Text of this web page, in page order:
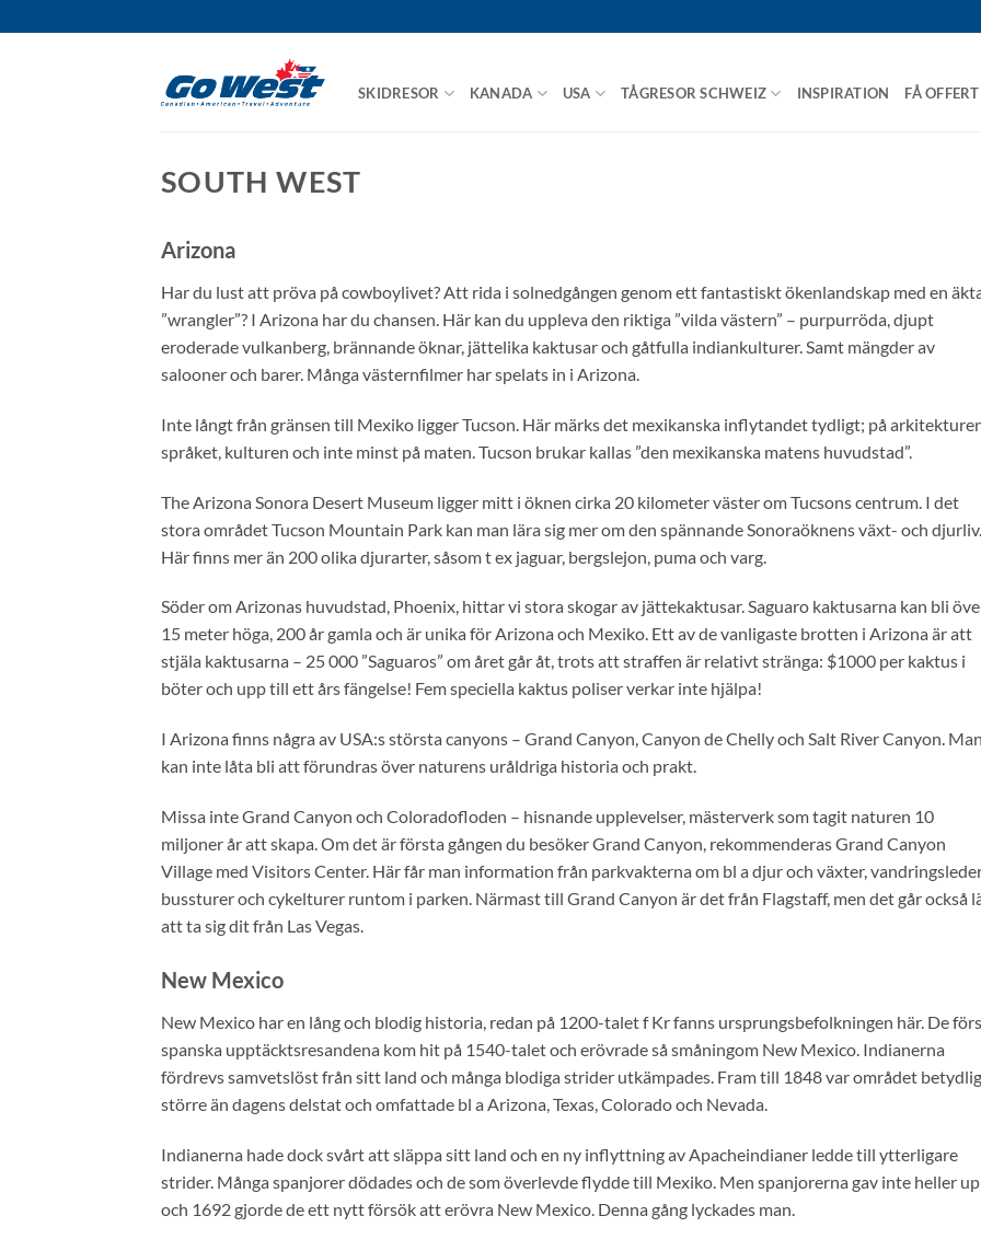
to
SKIDRESOR KANADA USA TÅGRESOR SCHWEIZ INSPIRATION FÅ OFFERT
SOUTH WEST
Arizona
Har du lust att pröva på cowboylivet? Att rida i solnedgången genom ett fantastiskt ökenlandskap med en
”wrangler”? I Arizona har du chansen. Här kan du uppleva den riktiga ”vilda västern” – purpurröda, djupt
eroderade vulkanberg, brännande öknar, jättelika kaktusar och gåtfulla indiankulturer. Samt mängder av
salooner och barer. Många västernfilmer har spelats in i Arizona.
Inte långt från gränsen till Mexiko ligger Tucson. Här märks det mexikanska inflytandet tydligt; på
språket, kulturen och inte minst på maten. Tucson brukar kallas ”den mexikanska matens huvudstad”.
The Arizona Sonora Desert Museum ligger mitt i öknen cirka 20 kilometer väster om Tucsons centrum. I det
stora området Tucson Mountain Park kan man lära sig mer om den spännande Sonoraöknens växt- och djurliv.
Här finns mer än 200 olika djurarter, såsom t ex jaguar, bergslejon, puma och varg.
Söder om Arizonas huvudstad, Phoenix, hittar vi stora skogar av jättekaktusar. Saguaro kaktusarna kan bli
15 meter höga, 200 år gamla och är unika för Arizona och Mexiko. Ett av de vanligaste brotten i Arizona är att
stjäla kaktusarna – 25 000 ”Saguaros” om året går åt, trots att straffen är relativt stränga: $1000 per kaktus i
böter och upp till ett års fängelse! Fem speciella kaktus poliser verkar inte hjälpa!
I Arizona finns några av USA:s största canyons – Grand Canyon, Canyon de Chelly och Salt River Canyon.
kan inte låta bli att förundras över naturens uråldriga historia och prakt.
Missa inte Grand Canyon och Coloradofloden – hisnande upplevelser, mästerverk som tagit naturen 10
miljoner år att skapa. Om det är första gången du besöker Grand Canyon, rekommenderas Grand Canyon
Village med Visitors Center. Här får man information från parkvakterna om bl a djur och växter,
bussturer och cykelturer runtom i parken. Närmast till Grand Canyon är det från Flagstaff, men det går också
att ta sig dit från Las Vegas.
New Mexico
New Mexico har en lång och blodig historia, redan på 1200-talet f Kr fanns ursprungsbefolkningen här. De
spanska upptäcktsresandena kom hit på 1540-talet och erövrade så småningom New Mexico. Indianerna
fördrevs samvetslöst från sitt land och många blodiga strider utkämpades. Fram till 1848 var området
större än dagens delstat och omfattade bl a Arizona, Texas, Colorado och Nevada.
Indianerna hade dock svårt att släppa sitt land och en ny inflyttning av Apacheindianer ledde till ytterligare
strider. Många spanjorer dödades och de som överlevde flydde till Mexiko. Men spanjorerna gav inte heller
och 1692 gjorde de ett nytt försök att erövra New Mexico. Denna gång lyckades man.